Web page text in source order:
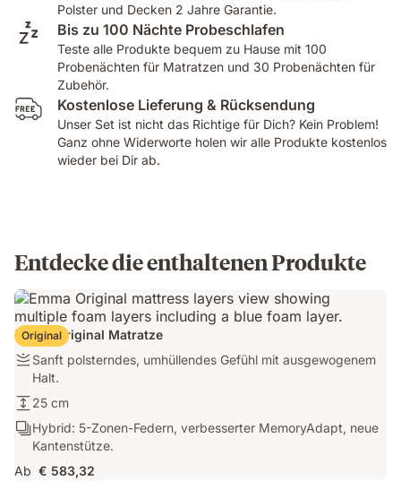
Polster und Decken 2 Jahre Garantie.
Bis zu 100 Nächte Probeschlafen
Teste alle Produkte bequem zu Hause mit 100
Probenächten für Matratzen und 30 Probenächten für
Zubehör.
Kostenlose Lieferung & Rücksendung
Unser Set ist nicht das Richtige für Dich? Kein Problem!
Ganz ohne Widerworte holen wir alle Produkte kostenlos
wieder bei Dir ab.
Entdecke die enthaltenen Produkte
Original
Emma Original Matratze
Sanft
polsterndes,
umhüllendes
Gefühl
mit
ausgewogenem
Halt.
Sanft polsterndes, umhüllendes Gefühl mit ausgewogenem
Halt.
25
cm
25 cm
Hybrid:
Zonen-
Federn,
Hybrid: 5-Zonen-Federn, verbesserter MemoryAdapt, neue
Kantenstütze.
Ab € 583,32